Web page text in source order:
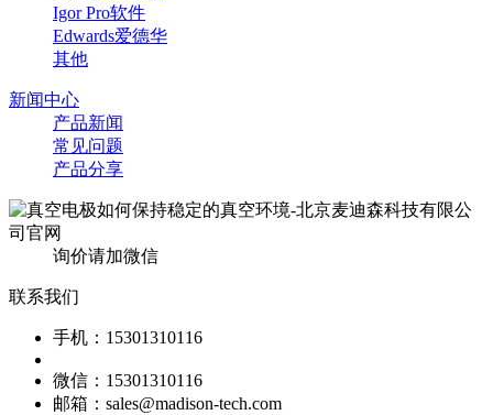
Igor Pro软件
Edwards爱德华
其他
新闻中心
产品新闻
常见问题
产品分享
询价请加微信
联系我们
手机：15301310116
微信：15301310116
邮箱：sales@madison-tech.com